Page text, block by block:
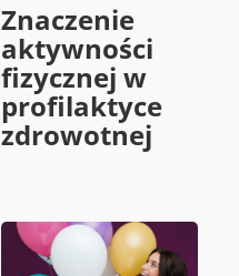
Znaczenie
aktywności
fizycznej w
profilaktyce
zdrowotnej